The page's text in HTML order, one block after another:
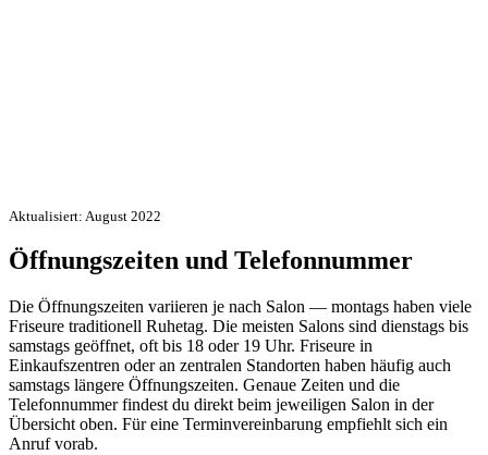
Aktualisiert: August 2022
Öffnungszeiten und Telefonnummer
Die Öffnungszeiten variieren je nach Salon — montags haben viele
Friseure traditionell Ruhetag. Die meisten Salons sind dienstags bis
samstags geöffnet, oft bis 18 oder 19 Uhr. Friseure in
Einkaufszentren oder an zentralen Standorten haben häufig auch
samstags längere Öffnungszeiten. Genaue Zeiten und die
Telefonnummer findest du direkt beim jeweiligen Salon in der
Übersicht oben. Für eine Terminvereinbarung empfiehlt sich ein
Anruf vorab.